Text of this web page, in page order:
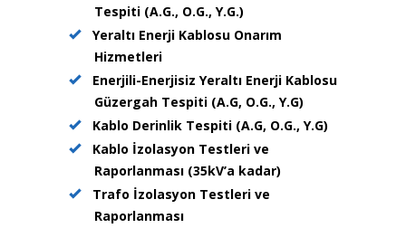
Tespiti (A.G., O.G., Y.G.)
Yeraltı Enerji Kablosu Onarım
Hizmetleri
Enerjili-Enerjisiz Yeraltı Enerji Kablosu
Güzergah Tespiti (A.G, O.G., Y.G)
Kablo Derinlik Tespiti (A.G, O.G., Y.G)
Kablo İzolasyon Testleri ve
Raporlanması (35kV’a kadar)
Trafo İzolasyon Testleri ve
Raporlanması